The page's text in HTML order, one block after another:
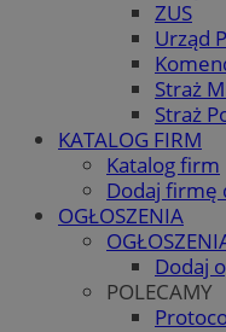
ZUS
Urząd
Straż
Straż
KATALOG FIRM
Katalog firm
Dodaj firmę
OGŁOSZENIA
Dodaj
POLECAMY